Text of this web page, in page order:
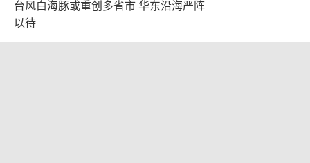
台风白海豚或重创多省市 华东沿海严阵
以待
2026-08-08 17:01:38